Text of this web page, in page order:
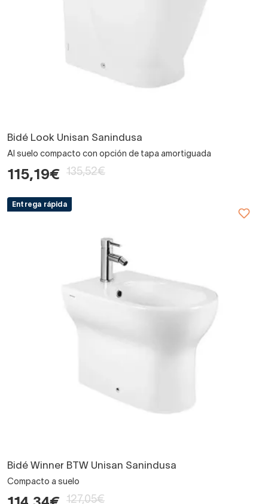
Bidé Look Unisan Sanindusa
Al suelo compacto con opción de tapa amortiguada
115,19€ 135,52€
Entrega rápida
Bidé Winner BTW Unisan Sanindusa
Compacto a suelo
127,05€